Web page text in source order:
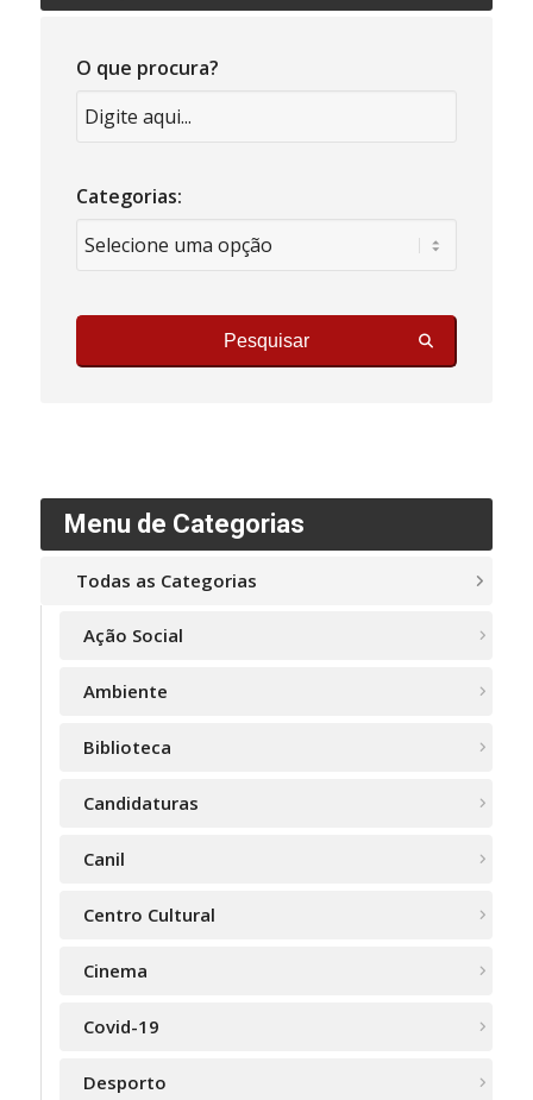
O que procura?
Categorias:
Pesquisar
Menu de Categorias
Todas as Categorias
Ação Social
Ambiente
Biblioteca
Candidaturas
Canil
Centro Cultural
Cinema
Covid-19
Desporto